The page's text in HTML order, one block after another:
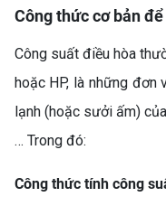
Công thức cơ bản
Công suất điều hòa
hoặc HP, là những đơn
lạnh (hoặc sưởi ấm)
… Trong đó:
Công thức tính công